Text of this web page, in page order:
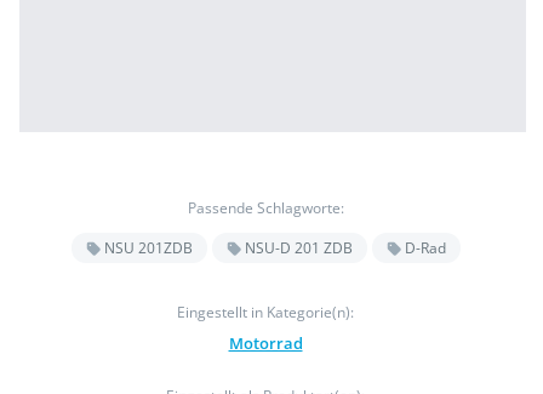
Passende Schlagworte:
NSU 201ZDB
NSU-D 201 ZDB D-Rad
Eingestellt in Kategorie(n):
Motorrad